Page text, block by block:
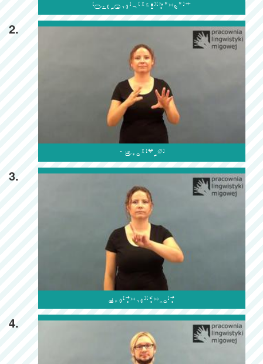

2.

3.

4.